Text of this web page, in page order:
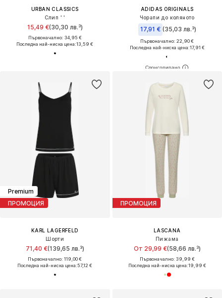
URBAN CLASSICS
Слип ' '
15,49 €(30,30 лв.³)
Първоначално: 34,95 €
Последна най-ниска цена:13,59 €
ADIDAS ORIGINALS
Чорапи до коляното
17,91 € (35,03 лв.³)
Първоначално: 22,90 €
Последна най-ниска цена:17,91 €
Premium
ПРОМОЦИЯ
KARL LAGERFELD
Шорти
71,40 €(139,65 лв.³)
Първоначално: 119,00 €
Последна най-ниска цена:57,12 €
ПРОМОЦИЯ
LASCANA
Пижама
От 29,99 €(58,66 лв.³)
Първоначално: 39,99 €
Последна най-ниска цена:19,99 €